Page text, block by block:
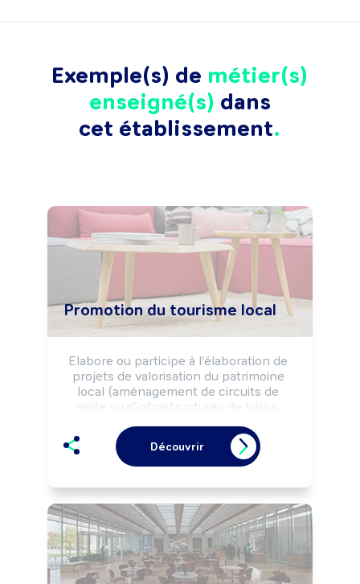
Exemple(s) de métier(s)
enseigné(s) dans
cet établissement
Promotion du tourisme local
Elabore ou participe à l'élaboration de
projets de valorisation du patrimoine
local (aménagement de circuits de
visite ou d'infrastructures de loisirs,
d'augmenter l'attractivité du territoire et
les flux touristiques.
Peut organiser des manifestations
...).
Peut diriger une structure.
Découvrir